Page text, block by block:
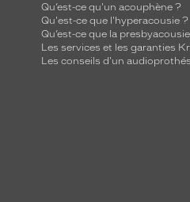
Qu’est-ce qu'un acouphène ?
Qu'est-ce que l'hyperacousie ?
Qu’est-ce que la
Les services et les garanties
Les conseils d'un